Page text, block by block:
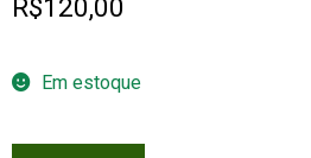
R$120,00
Em estoque